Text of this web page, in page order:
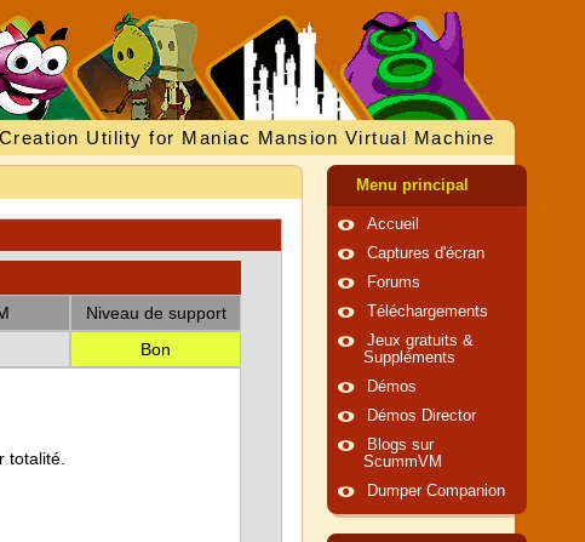
Utility for Maniac Mansion Virtual Machine
Niveau de support
Bon
totalité.
Menu principal
Accueil
Captures d'écran
Forums
Téléchargements
Jeux gratuits &
Suppléments
Démos
Démos Director
Blogs sur
ScummVM
Dumper Companion